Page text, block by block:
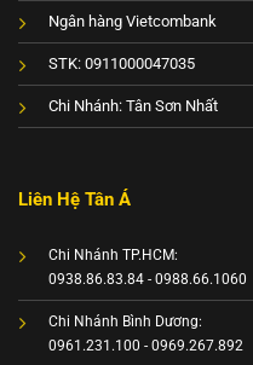
Ngân hàng Vietcombank
STK: 0911000047035
Chi Nhánh: Tân Sơn Nhất
Liên Hệ Tân Á
Chi Nhánh TP.HCM:
0938.86.83.84 - 0988.66.1060
Chi Nhánh Bình Dương:
0961.231.100 - 0969.267.892